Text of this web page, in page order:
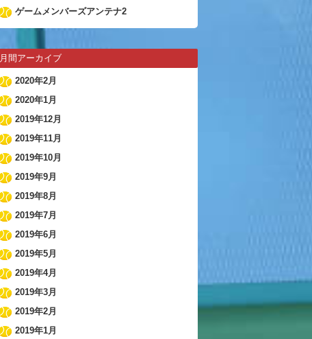
ゲームメンバーズアンテナ2
月間アーカイブ
2020年2月
2020年1月
2019年12月
2019年11月
2019年10月
2019年9月
2019年8月
2019年7月
2019年6月
2019年5月
2019年4月
2019年3月
2019年2月
2019年1月